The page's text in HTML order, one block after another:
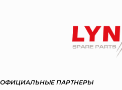
ОФИЦИАЛЬНЫЕ ПАРТНЕРЫ